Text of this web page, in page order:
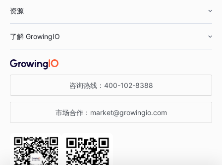
鞋服行业
汽车行业
金融行业
智能运营
获客分析
资源
增长公开课
增长博客
开发者文档
了解 GrowingIO
关于 GrowingIO
增长大会
行业活动
咨询热线： 400-102-8388
市场合作： market@growingio.com